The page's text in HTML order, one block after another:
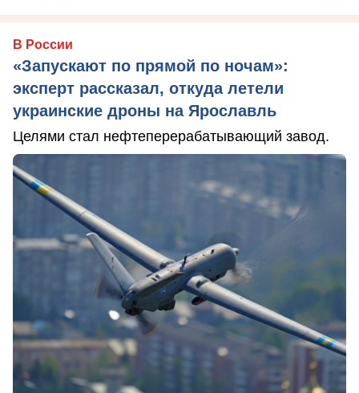
В России
«Запускают по прямой по ночам»:
эксперт рассказал, откуда летели
украинские дроны на Ярославль
Целями стал нефтеперерабатывающий завод.